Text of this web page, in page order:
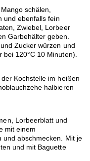
schälen,
und ebenfalls fein
Zwiebel, Lorbeer
Garbehälter geben.
Zucker würzen und
bei 120°C 10 Minuten).
Kochstelle im heißen
halbieren
Lorbeerblatt und
mit einem
und abschmecken. Mit je
und mit Baguette